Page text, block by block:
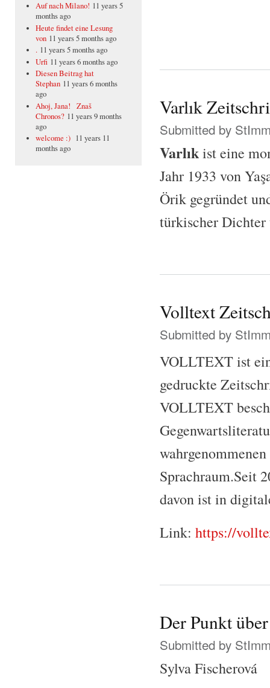
Auf nach Milano! 11 years 5
months ago
Heute findet eine Lesung
von 11 years 5 months ago
. 11 years 5 months ago
Urfi 11 years 6 months ago
Diesen Beitrag hat
Stephan 11 years 6 months
ago
Ahoj, Jana! Znaš
Chronos? 11 years 9 months
ago
welcome :) 11 years 11
months ago
Varlık
Submitted by
Varlıkist eine
Jahr 1933 von
Örik gegründet
türkischer
Volltext
Submitted by
VOLLTEXT ist
gedruckte
VOLLTEXT
Sprachraum.Seit
davon ist in
Link: https://
Der Punkt
Submitted by
Sylva Fischerová